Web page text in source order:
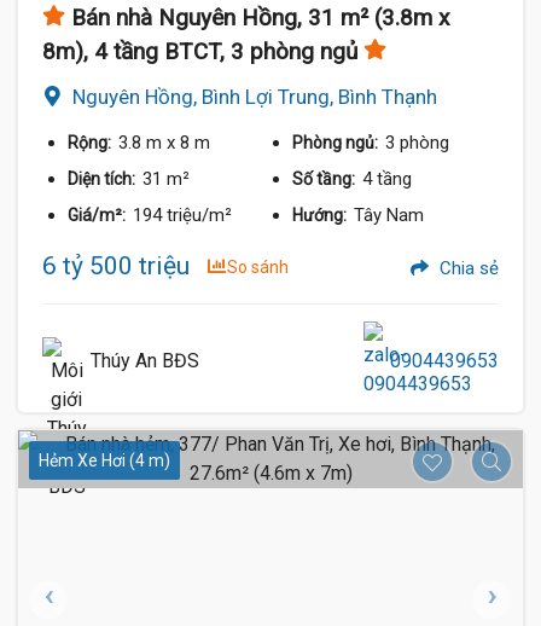
Bán nhà Nguyên Hồng, 31 m² (3.8m x
8m), 4 tầng BTCT, 3 phòng ngủ
Nguyên Hồng, Bình Lợi Trung, Bình Thạnh
Rộng: 3.8 m x 8 m Phòng ngủ: 3 phòng
Diện tích: 31 m² Số tầng: 4 tầng
Giá/m²: 194 triệu/m² Hướng: Tây Nam
6 tỷ 500 triệu So sánh Chia sẻ
Thúy An BĐS 0904439653
Hẻm Xe Hơi (4 m)